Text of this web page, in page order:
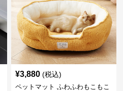
¥3,880 (税込)
ペットマット ふわふわもこもこ